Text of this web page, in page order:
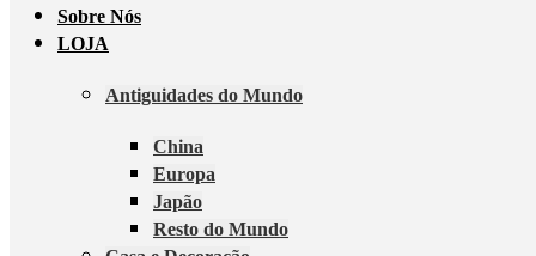
Sobre Nós
LOJA
Antiguidades do Mundo
China
Europa
Japão
Resto do Mundo